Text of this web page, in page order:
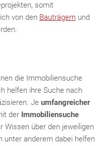
KLIS
somit
von den Bauträgern und
die Immobiliensuche
helfen ihre Suche nach
Je umfangreicher
der Immobiliensuche
Wissen über den jeweiligen
unter anderem dabei helfen